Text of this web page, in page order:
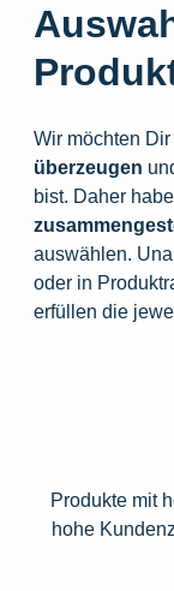
Wir möchten Dir
überzeugen
bist. Daher
auswählen.
oder in
erfüllen die
Produkte mit
hohe